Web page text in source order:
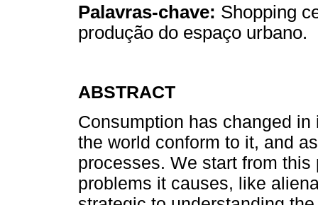
Palavras-chave: Shopping
produção do espaço urbano.
ABSTRACT
Consumption has changed
the world conform to it, and
processes. We start from
problems it causes, like